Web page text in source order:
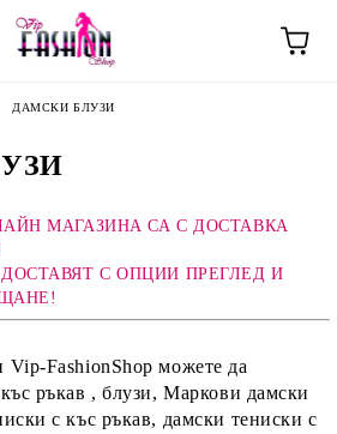
ДАМСКИ БЛУЗИ
МАГАЗИНА СА С ДОСТАВКА
С ОПЦИИ ПРЕГЛЕД И
Vip-FashionShop можете да
ръкав , блузи, Маркови дамски
с къс ръкав, дамски тениски с